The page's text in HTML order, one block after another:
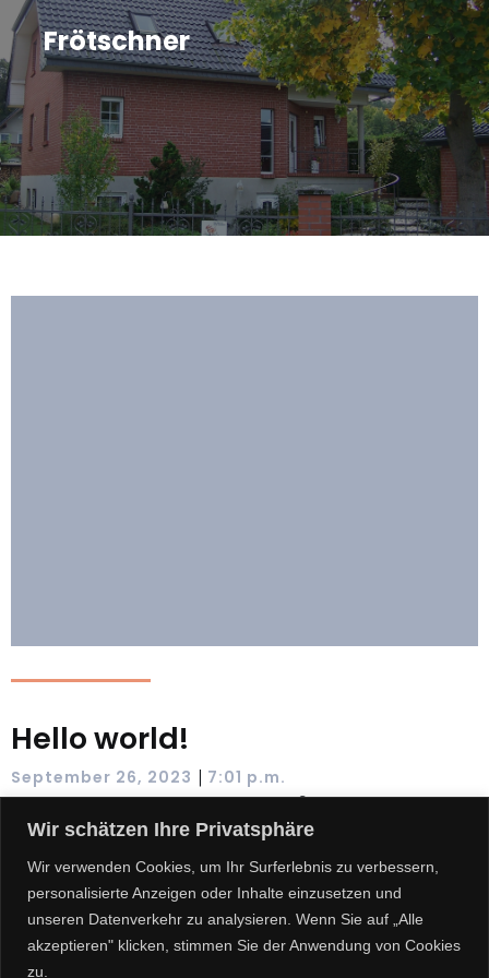
Wir schätzen Ihre Privatsphäre
Wir verwenden Cookies, um Ihr Surferlebnis zu verbessern,
personalisierte Anzeigen oder Inhalte einzusetzen und
unseren Datenverkehr zu analysieren. Wenn Sie auf „Alle
akzeptieren" klicken, stimmen Sie der Anwendung von Cookies
zu.
Frötschner
Hello world!
September 26, 2023 | 7:01 p.m.
Welcome to WordPress. This is your first post. Edit or delete
it, then start writing!
Read more